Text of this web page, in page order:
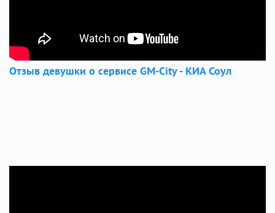
Отзыв девушки о сервисе GM-City - КИА Соул